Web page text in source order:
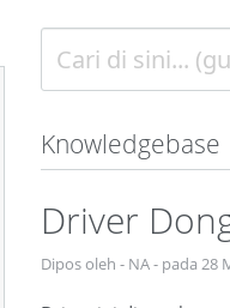
Knowledgebase
Driver
Dipos oleh - NA - pada 28